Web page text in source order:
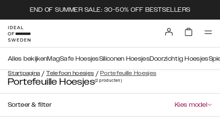
END OF SUMMER SALE: 30-50% OFF BESTSELLERS
Startpagina / Telefoon hoesjes / Portefeuille Hoesjes
Alles bekijkenMagSafe HoesjesSiliconen HoesjesDoorzichtig Hoesjes
Portefeuille Hoesjes(2producten)
Sorteer & filter Kies model